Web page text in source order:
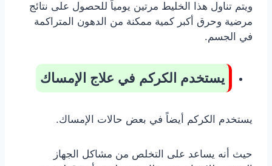
ويتم تناول هذا الخليط مرتين يومياً للحصول على نتائج
مرضية وحرق أكبر كمية ممكنة من الدهون المتراكمة
في الجسم.
يستخدم الكركم في علاج الإمساك
يستخدم الكركم أيضاً في بعض حالات الإمساك.
حيث أنه يساعد على التخلص من مشاكل الجهاز